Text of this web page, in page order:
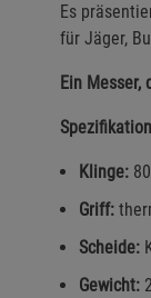
Es
für Jäger,
Ein
Klinge:
Griff:
Scheide:
Gewicht: